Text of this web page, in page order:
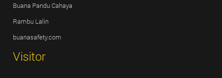
Buana Pandu Cahaya
Rambu Lalin
buanasafety.com
Visitor